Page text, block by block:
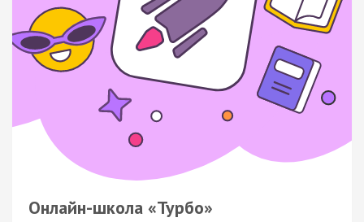
Онлайн-школа «Турбо»